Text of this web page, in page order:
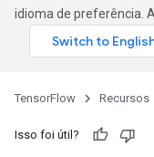
idioma de preferência.
TensorFlow Recursos
Isso foi útil?